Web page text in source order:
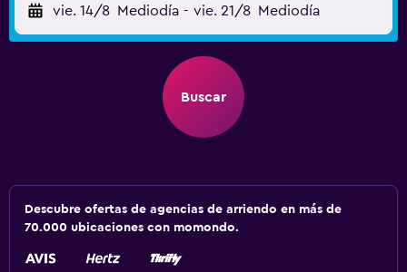
vie. 14/8 Mediodía - vie. 21/8 Mediodía
Buscar
Descubre ofertas de agencias de arriendo en más de
70.000 ubicaciones con momondo.